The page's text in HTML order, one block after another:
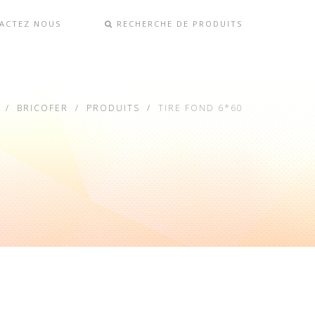
NOUS RECHERCHE DE PRODUITS
BRICOFER PRODUITS TIRE FOND 6*60